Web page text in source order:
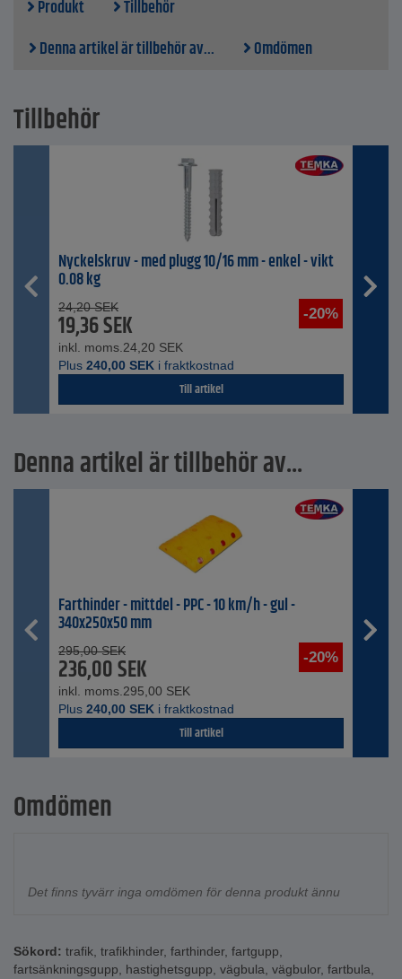
Produkt
Tillbehör
Denna artikel är tillbehör av...
Omdömen
Tillbehör
Nyckelskruv - med plugg 10/16 mm - enkel - vikt
0.08 kg
-20%
24,20 SEK
19,36SEK
inkl. moms.24,20 SEK
Plus 240,00 SEK i fraktkostnad
Till artikel
Denna artikel är tillbehör av...
Farthinder - mittdel - PPC - 10 km/h - gul -
340x250x50 mm
-20%
295,00 SEK
236,00SEK
inkl. moms.295,00 SEK
Plus 240,00 SEK i fraktkostnad
Till artikel
Omdömen
Det finns tyvärr inga omdömen för denna produkt ännu
Sökord: trafik, trafikhinder, farthinder, fartgupp,
fartsänkningsgupp, hastighetsgupp, vägbula, vägbulor, fartbula,